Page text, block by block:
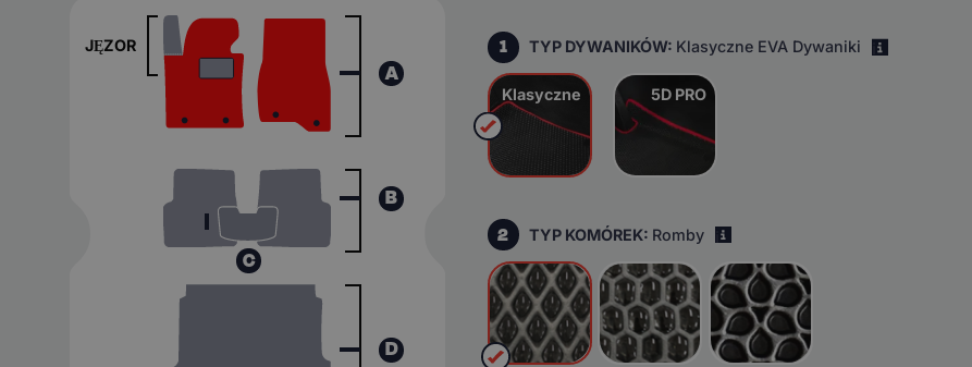
JĘZOR
A
C
B
D
1 TYP DYWANIKÓW: Klasyczne EVA Dywaniki
Klasyczne 5D PRO
2 TYP KOMÓREK: Romby